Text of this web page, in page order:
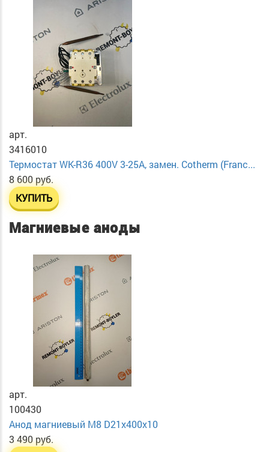
арт.
3416010
Термостат WK-R36 400V 3-25A, замен. Cotherm (Franc...
8 600 руб.
КУПИТЬ
Магниевые аноды
арт.
100430
Анод магниевый М8 D21х400х10
3 490 руб.